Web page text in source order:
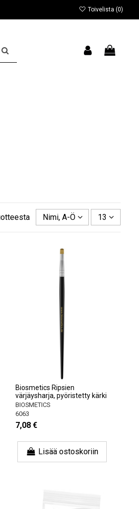
Toivelista (0)
Nimi, A-Ö 13
Biosmetics Ripsien
värjäysharja, pyöristetty kärki
BIOSMETICS
6063
7,08 €
Lisää ostoskoriin